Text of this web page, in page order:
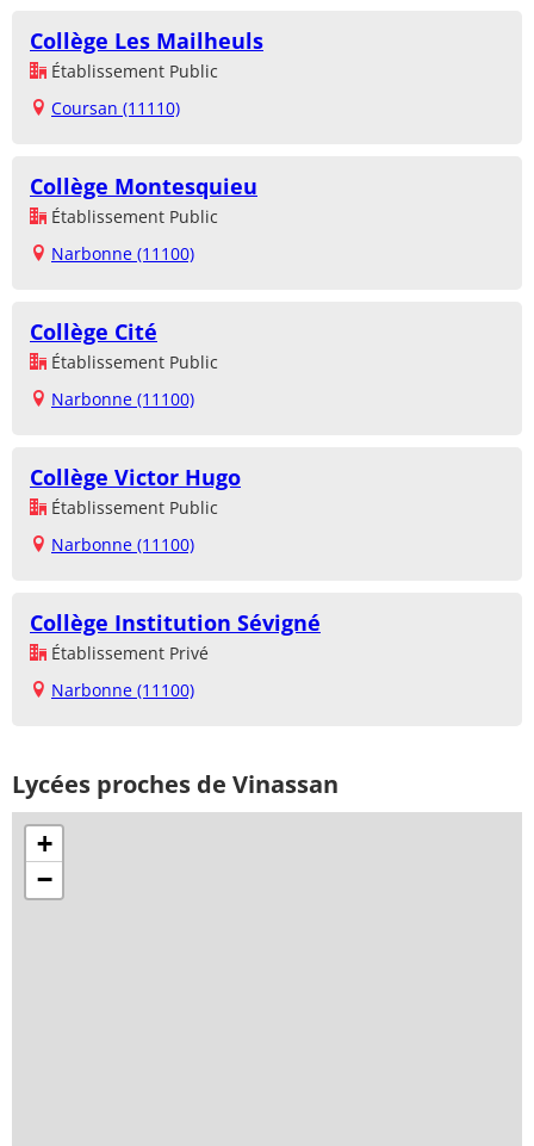
Collège Les Mailheuls
Établissement Public
Coursan (11110)
Collège Montesquieu
Établissement Public
Narbonne (11100)
Collège Cité
Établissement Public
Narbonne (11100)
Collège Victor Hugo
Établissement Public
Narbonne (11100)
Collège Institution Sévigné
Établissement Privé
Narbonne (11100)
Lycées proches de Vinassan
+
−